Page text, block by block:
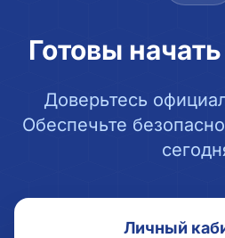
Готовы
Доверьтесь
Обеспечьте
Личный